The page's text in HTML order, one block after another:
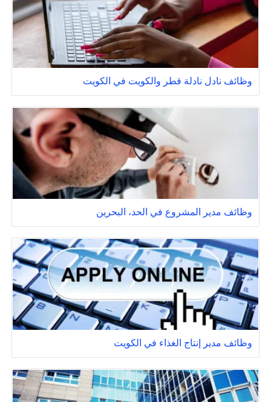
وظائف نادل نادلة قطر والكويت في الكويت
وظائف مدير المشروع في الحد، البحرين
وظائف مدير إنتاج الغذاء في الكويت